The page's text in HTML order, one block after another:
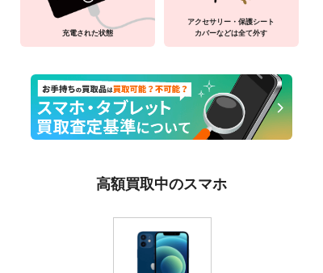
充電された状態
アクセサリー・保護シート
カバーなどは全て外す
高額買取中のスマホ